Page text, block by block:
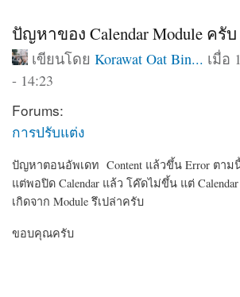
ปัญหาของ Calendar Module ครับ
เขียนโดย Korawat Oat Bin... เมื่อ
- 14:23
Forums:
การปรับแต่ง
ปัญหาตอนอัพเดท Content แล้วขึ้น Error ตาม
แต่พอปิด Calendar แล้ว โค๊ดไม่ขึ้น แต่
เกิดจาก Module รึเปล่าครับ
ขอบคุณครับ